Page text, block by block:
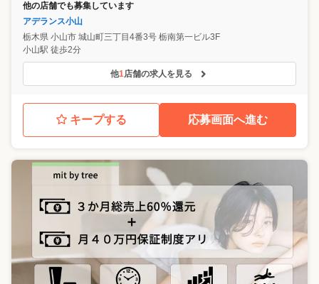
他の店舗でも募集しています
アデランス小山
栃木県 小山市 城山町三丁目4番3号 栃南第一ビル3F
小山駅 徒歩2分
他1店舗の求人を見る
キープする 応募画面へ進む